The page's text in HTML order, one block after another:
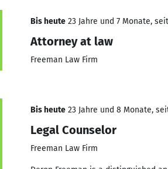
Bis heute 23 Jahre und 7 Monate,
Attorney at law
Freeman Law Firm
Bis heute 23 Jahre und 8 Monate,
Legal Counselor
Freeman Law Firm